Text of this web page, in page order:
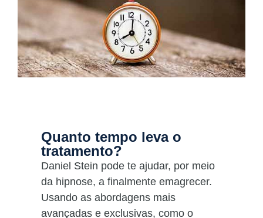
Quanto tempo leva o
tratamento?
Daniel Stein pode te ajudar, por meio
da hipnose, a finalmente emagrecer.
Usando as abordagens mais
avançadas e exclusivas, como o